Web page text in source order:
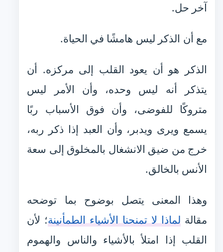
آخر حل.
مع أن الذكر ليس هامشًا في الحياة.
الذكر هو أن يعود القلب إلى مركزه. أن
يتذكر أنه ليس وحده، وأن الأمر ليس
متروكًا للفوضى، وأن فوق الأسباب ربًا
يسمع ويرى ويدبر، وأن العبد إذا ذكر ربه،
خرج من ضيق الانشغال بالمخلوق إلى سعة
الأنس بالخالق.
وهذا المعنى يتصل بوضوح بما توضحه
مقالة لماذا لا تمنحنا الأشياء الطمأنينة؛ لأن
القلب إذا امتلأ بالأشياء والناس والهموم